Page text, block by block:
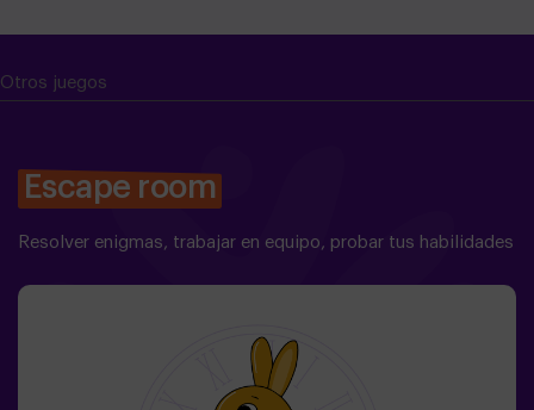
Otros juegos
Escape room
Resolver enigmas, trabajar en equipo, probar tus habilidades